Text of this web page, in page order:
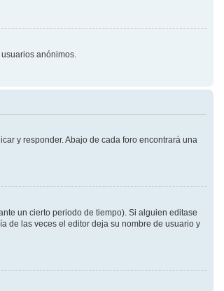
anónimos.
y responder. Abajo de cada foro encontrará una
un cierto periodo de tiempo). Si alguien editase
de las veces el editor deja su nombre de usuario y